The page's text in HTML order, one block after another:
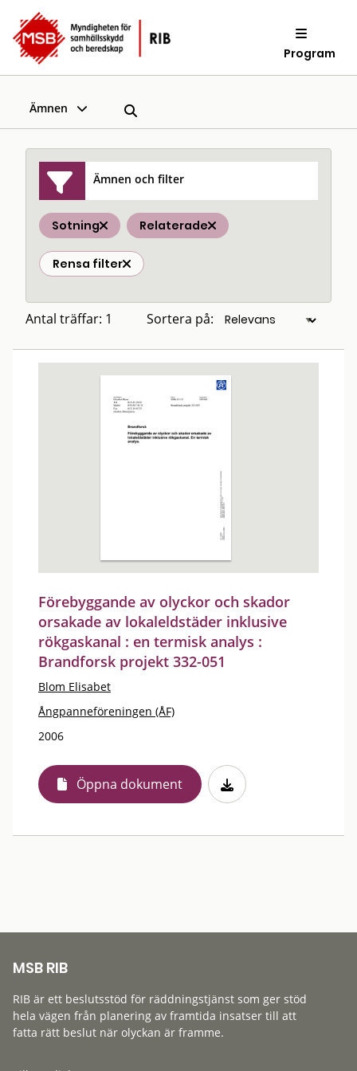
Program
Ämnen
Ämnen och filter
Sotning Relaterade
Rensa filter
Antal träffar: 1 Sortera på:
Förebyggande av olyckor och skador
orsakade av lokaleldstäder inklusive
rökgaskanal : en termisk analys :
Brandforsk projekt 332-051
Blom Elisabet
Ångpanneföreningen (ÅF)
2006
Öppna dokument
MSB RIB
RIB är ett beslutsstöd för räddningstjänst som ger stöd
hela vägen från planering av framtida insatser till att
fatta rätt beslut när olyckan är framme.